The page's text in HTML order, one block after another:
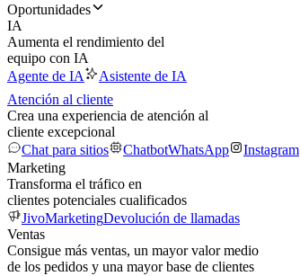
Oportunidades
IA
Aumenta el rendimiento del
equipo con IA
Agente de IA
Asistente de IA
Atención al cliente
Crea una experiencia de atención al
cliente excepcional
Chat para sitios
ChatbotWhatsApp Instagram
Marketing
Transforma el tráfico en
clientes potenciales cualificados
JivoMarketingDevolución de llamadas
Ventas
Consigue más ventas, un mayor valor medio
de los pedidos y una mayor base de clientes